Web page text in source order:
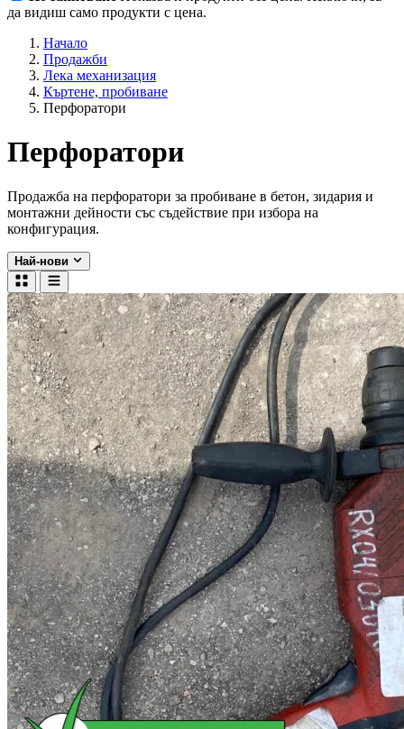
да видиш само продукти с цена.
Начало
Продажби
Лека механизация
Къртене, пробиване
Перфоратори
Перфоратори
Продажба на перфоратори за пробиване в бетон, зидария и
монтажни дейности със съдействие при избора на
конфигурация.
Най-нови